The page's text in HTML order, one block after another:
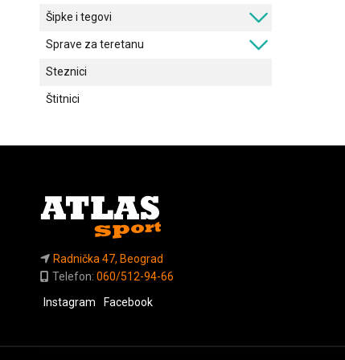
Šipke i tegovi
Sprave za teretanu
Steznici
Štitnici
Radnička 47, Beograd
Telefon: 060/512-94-66
Instagram
Facebook